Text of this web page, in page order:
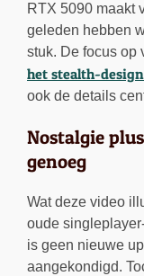
RTX 5090 maakt
geleden hebben
stuk. De focus op
het stealth-design
ook de details
Nostalgie
genoeg
Wat deze video
oude
is geen nieuwe
aangekondigd.